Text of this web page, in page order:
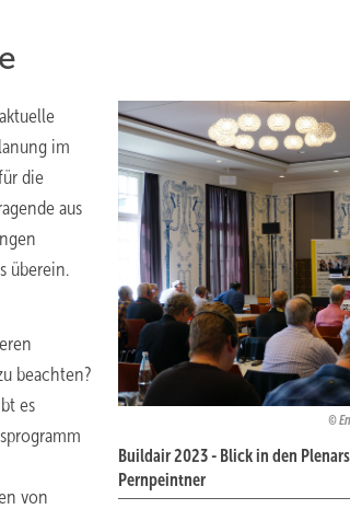
Buildair 2023 - Blick in den
Pernpeintner
im
die
aus
überein.
beachten?
es
von